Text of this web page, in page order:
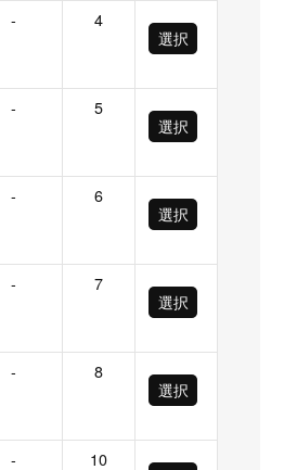
-
4
選択
-
5
選択
-
6
選択
-
7
選択
-
8
選択
-
10